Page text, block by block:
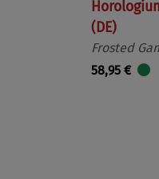
(DE)
Frosted
58,95 €